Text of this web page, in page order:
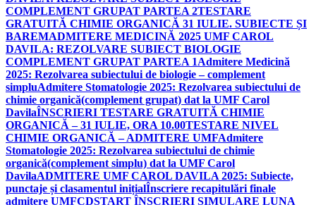
COMPLEMENT GRUPAT PARTEA 2TESTARE
GRATUITĂ CHIMIE ORGANICĂ 31 IULIE. SUBIECTE ȘI
BAREMADMITERE MEDICINĂ 2025 UMF CAROL
DAVILA: REZOLVARE SUBIECT BIOLOGIE
COMPLEMENT GRUPAT PARTEA 1Admitere Medicină
2025: Rezolvarea subiectului de biologie – complement
simpluAdmitere Stomatologie 2025: Rezolvarea subiectului de
chimie organică(complement grupat) dat la UMF Carol
DavilaÎNSCRIERI TESTARE GRATUITĂ CHIMIE
ORGANICĂ – 31 IULIE, ORA 10.00TESTARE NIVEL
CHIMIE ORGANICĂ – ADMITERE UMFAdmitere
Stomatologie 2025: Rezolvarea subiectului de chimie
organică(complement simplu) dat la UMF Carol
DavilaADMITERE UMF CAROL DAVILA 2025: Subiecte,
punctaje și clasamentul inițialÎnscriere recapitulări finale
admitere UMFCDSTART ÎNSCRIERI SIMULARE LUNA